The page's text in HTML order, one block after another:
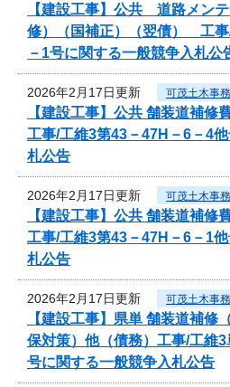
【建設工事】公共 道路メン
修）（国補正）（翌債） 工
－1号に関する一般競争入札公
2026年2月17日更新 可茂土木事
【建設工事】公共 舗装道補修
工事/工維3第43－47H－6－4
札公告
2026年2月17日更新 可茂土木事
【建設工事】公共 舗装道補修
工事/工維3第43－47H－6－1
札公告
2026年2月17日更新 可茂土木事
【建設工事】県単 舗装道補修
保対策）他（債務）工事/工維
号に関する一般競争入札公告